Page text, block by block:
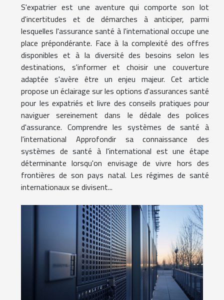
S'expatrier est une aventure qui comporte son lot
d'incertitudes et de démarches à anticiper, parmi
lesquelles l'assurance santé à l'international occupe une
place prépondérante. Face à la complexité des offres
disponibles et à la diversité des besoins selon les
destinations, s'informer et choisir une couverture
adaptée s'avère être un enjeu majeur. Cet article
propose un éclairage sur les options d'assurances santé
pour les expatriés et livre des conseils pratiques pour
naviguer sereinement dans le dédale des polices
d'assurance. Comprendre les systèmes de santé à
l'international Approfondir sa connaissance des
systèmes de santé à l'international est une étape
déterminante lorsqu'on envisage de vivre hors des
frontières de son pays natal. Les régimes de santé
internationaux se divisent...